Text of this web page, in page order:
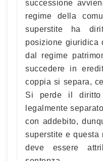
successione
regime della
superstite ha
posizione giuridica
dal regime
succedere in
coppia si separa,
Si perde il diritto
legalmente
con addebito,
superstite e questa
deve essere